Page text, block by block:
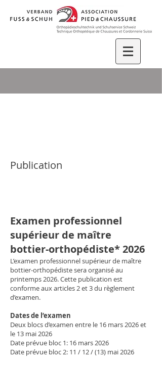
Publication
Examen professionnel
supérieur de maître
bottier-orthopédiste* 2026
L’examen professionnel supérieur de maître
bottier-orthopédiste sera organisé au
printemps 2026. Cette publication est
conforme aux articles 2 et 3 du règlement
d’examen.
Dates de l’examen
Deux blocs d’examen entre le 16 mars 2026 et
le 13 mai 2026
Date prévue bloc 1: 16 mars 2026
Date prévue bloc 2: 11 / 12 / (13) mai 2026